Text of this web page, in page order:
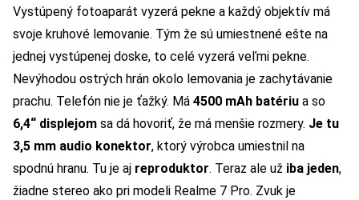
Vystúpený fotoaparát vyzerá pekne a každý objektív má
svoje kruhové lemovanie. Tým že sú umiestnené ešte na
jednej vystúpenej doske, to celé vyzerá veľmi pekne.
Nevýhodou ostrých hrán okolo lemovania je zachytávanie
prachu. Telefón nie je ťažký. Má 4500 mAh batériu a so
6,4“ displejom sa dá hovoriť, že má menšie rozmery. Je tu
3,5 mm audio konektor, ktorý výrobca umiestnil na
spodnú hranu. Tu je aj reproduktor. Teraz ale už iba jeden,
žiadne stereo ako pri modeli Realme 7 Pro. Zvuk je